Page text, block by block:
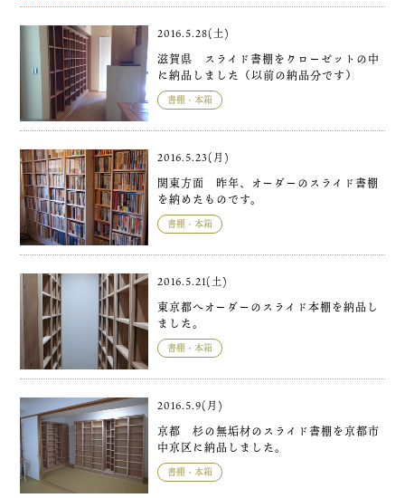
2016.5.28(土)
滋賀県 スライド書棚をクローゼットの中
に納品しました（以前の納品分です）
書棚・本箱
2016.5.23(月)
関東方面 昨年、オーダーのスライド書棚
を納めたものです。
書棚・本箱
2016.5.21(土)
東京都へオーダーのスライド本棚を納品し
ました。
書棚・本箱
2016.5.9(月)
京都 杉の無垢材のスライド書棚を京都市
中京区に納品しました。
書棚・本箱